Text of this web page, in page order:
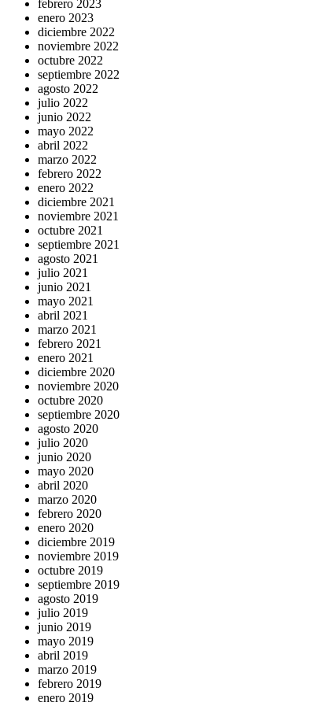
febrero 2023
enero 2023
diciembre 2022
noviembre 2022
octubre 2022
septiembre 2022
agosto 2022
julio 2022
junio 2022
mayo 2022
abril 2022
marzo 2022
febrero 2022
enero 2022
diciembre 2021
noviembre 2021
octubre 2021
septiembre 2021
agosto 2021
julio 2021
junio 2021
mayo 2021
abril 2021
marzo 2021
febrero 2021
enero 2021
diciembre 2020
noviembre 2020
octubre 2020
septiembre 2020
agosto 2020
julio 2020
junio 2020
mayo 2020
abril 2020
marzo 2020
febrero 2020
enero 2020
diciembre 2019
noviembre 2019
octubre 2019
septiembre 2019
agosto 2019
julio 2019
junio 2019
mayo 2019
abril 2019
marzo 2019
febrero 2019
enero 2019